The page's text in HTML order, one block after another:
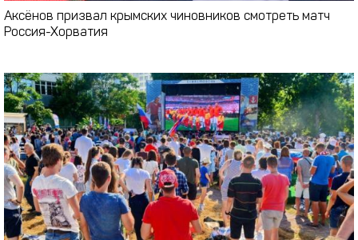
Аксёнов призвал крымских чиновников смотреть матч
Россия-Хорватия